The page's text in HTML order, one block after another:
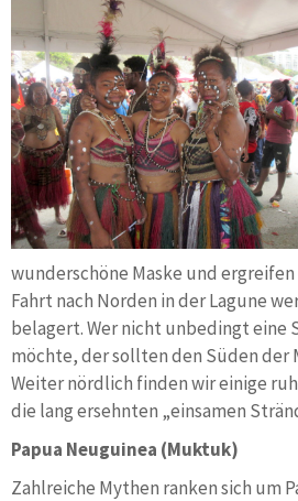
wunderschöne Maske und
Fahrt nach Norden in der Lagune
belagert. Wer nicht unbedingt eine
möchte, der sollten den Süden der
Weiter nördlich finden wir einige
die lang ersehnten „einsamen
Papua Neuguinea (Muktuk)
Zahlreiche Mythen ranken sich um